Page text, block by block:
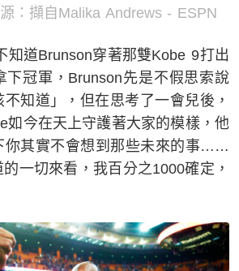
：擷自Malika Andrews - ESPN
知道Brunson穿著那雙Kobe 9打出
下冠軍，Brunson先是不假思索說
知道」，但在思考了一會兒後，
如今在天上守護著大家的模樣，他
你其實不會想到那些未來的事……
一切來看，我百分之1000確定，